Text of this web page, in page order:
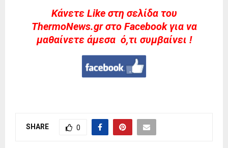
Kάνετε Like στη σελίδα του
ThermoNews.gr στο Facebook για να
μαθαίνετε άμεσα ό,τι συμβαίνει !
SHARE 0